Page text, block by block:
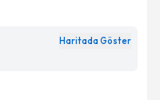
Haritada Göster